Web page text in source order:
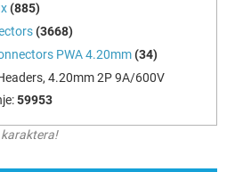
(885)
(3668)
PWA 4.20mm(34)
4.20mm 2P 9A/600V
59953